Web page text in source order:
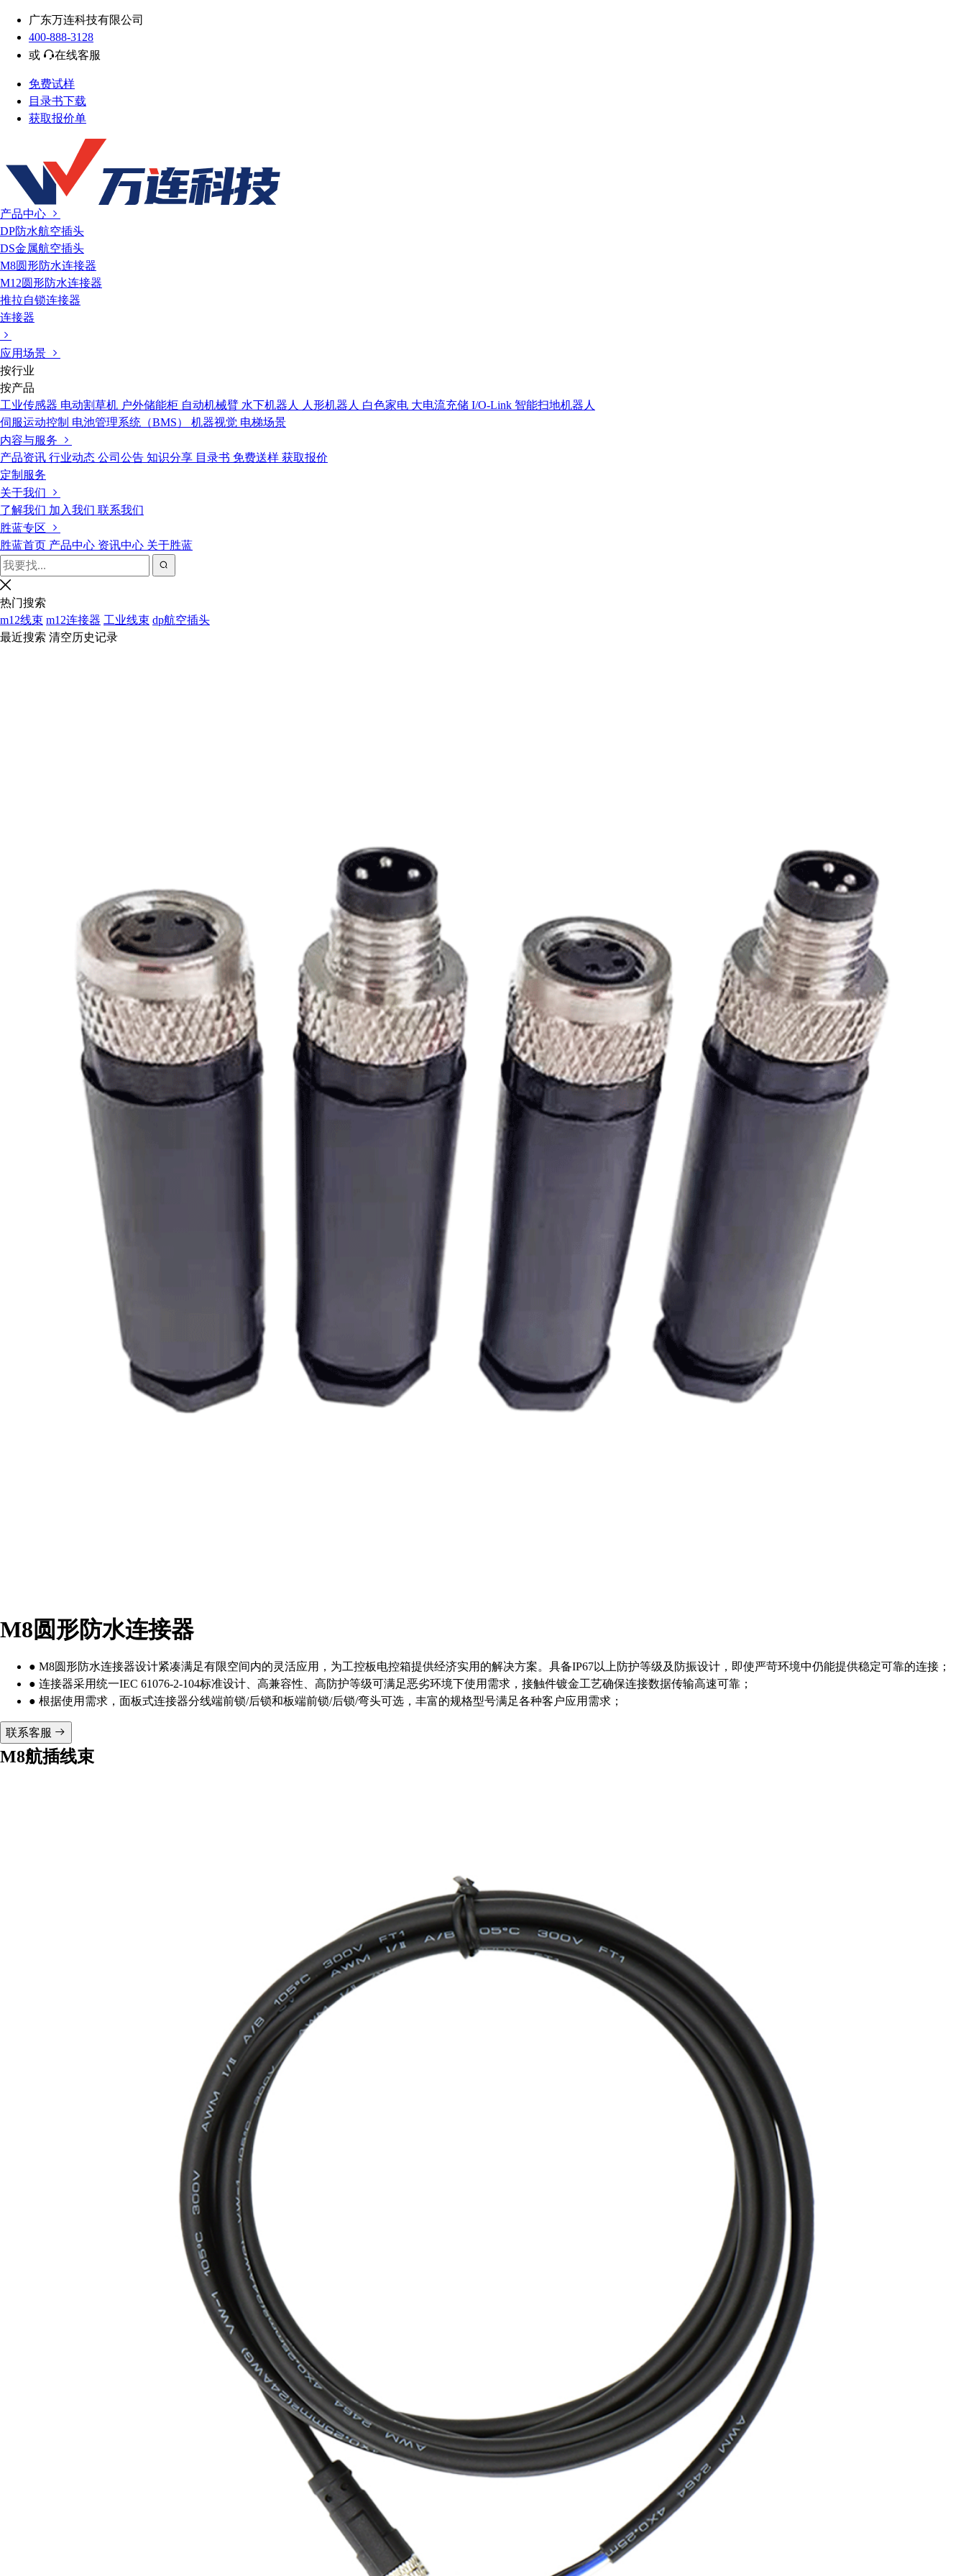
广东万连科技有限公司
400-888-3128
或
在线客服
免费试样
目录书下载
获取报价单
产品中心
DP防水航空插头
DS金属航空插头
M8圆形防水连接器
M12圆形防水连接器
推拉自锁连接器
连接器
应用场景
按行业
按产品
工业传感器 电动割草机 户外储能柜 自动机械臂 水下机器人 人形机器人 白色家电 大电流充储 I/O-Link 智能扫地机器人
伺服运动控制 电池管理系统（BMS） 机器视觉 电梯场景
内容与服务
产品资讯 行业动态 公司公告 知识分享 目录书 免费送样 获取报价
定制服务
关于我们
了解我们 加入我们 联系我们
胜蓝专区
胜蓝首页 产品中心 资讯中心 关于胜蓝
热门搜索
m12线束 m12连接器 工业线束 dp航空插头
最近搜索 清空历史记录
M8圆形防水连接器
● M8圆形防水连接器设计紧凑满足有限空间内的灵活应用，为工控板电控箱提供经济实用的解决方案。具备IP67以上防护等级及防振设计，即使严苛环境中仍能提供稳定可靠的连接；
● 连接器采用统一IEC 61076-2-104标准设计、高兼容性、高防护等级可满足恶劣环境下使用需求，接触件镀金工艺确保连接数据传输高速可靠；
● 根据使用需求，面板式连接器分线端前锁/后锁和板端前锁/后锁/弯头可选，丰富的规格型号满足各种客户应用需求；
联系客服
M8航插线束